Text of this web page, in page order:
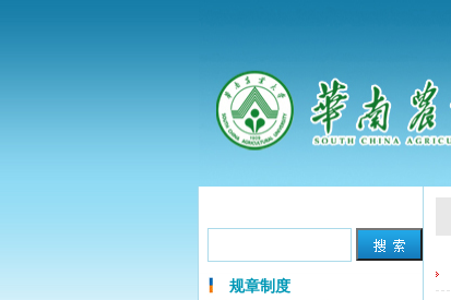
规章制度